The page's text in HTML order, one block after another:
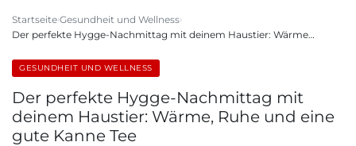
Startseite Gesundheit und Wellness
Der perfekte Hygge-Nachmittag mit deinem Haustier: Wärme…
GESUNDHEIT UND WELLNESS
Der perfekte Hygge-Nachmittag mit
deinem Haustier: Wärme, Ruhe und eine
gute Kanne Tee